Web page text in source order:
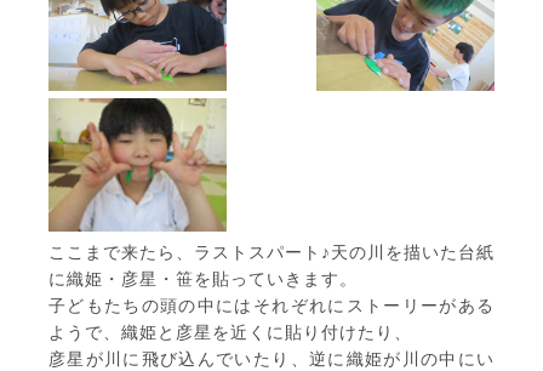
ここまで来たら、ラストスパート♪天の川を描いた台紙
に織姫・彦星・笹を貼っていきます。
子どもたちの頭の中にはそれぞれにストーリーがある
ようで、織姫と彦星を近くに貼り付けたり、
彦星が川に飛び込んでいたり、逆に織姫が川の中にい